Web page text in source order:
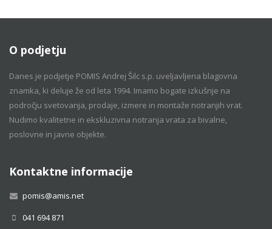
O podjetju
Danes je podjetje POMIS Andrej Šilc s.p. uveljavljena blagovna
znamka, ki deluje že od leta 1994. Imamo bogate izkušnje na
področju svetovanja, prodaje, izmere in montaže notranjih vrat.
Nudimo kvalitetne in ekskluzivna notranja vrata za bivalne,
poslovne in javne objekte.
Kontaktne informacije
pomis@amis.net
041 694 871